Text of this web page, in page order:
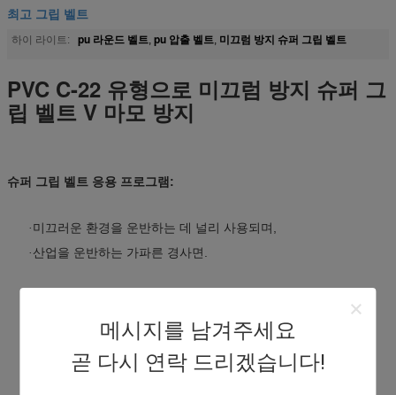
메시지를 남겨주세요
곧 다시 연락 드리겠습니다!
최고 그립 벨트
하이 라이트: pu 라운드 벨트, pu 압출 벨트, 미끄럼 방지 슈퍼 그립 벨트
PVC C-22 유형으로 미끄럼 방지 슈퍼 그
립 벨트 V 마모 방지
슈퍼 그립 벨트 응용 프로그램:
· 미끄러운 환경을 운반하는 데 널리 사용되며,
· 산업을 운반하는 가파른 경사면.